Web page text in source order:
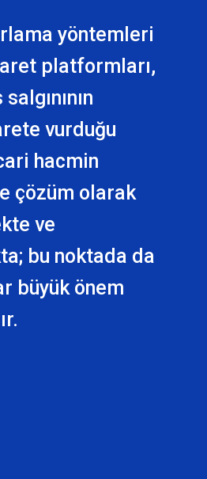
yöntemleri
platformları,
vurduğu
hacmin
çözüm olarak
ve
bu noktada da
büyük önem